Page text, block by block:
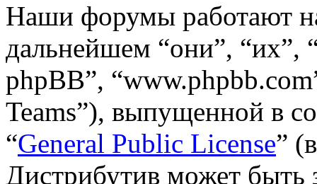
Наши форумы работают
дальнейшем “они”, “их”,
phpBB”,
Teams”), выпущенной в
“General Public License”
Дистрибутив может быть